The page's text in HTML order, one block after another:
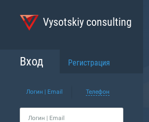
Vysotskiy consulting
Вход Регистрация
Логин | Email Телефон
Логин | Email